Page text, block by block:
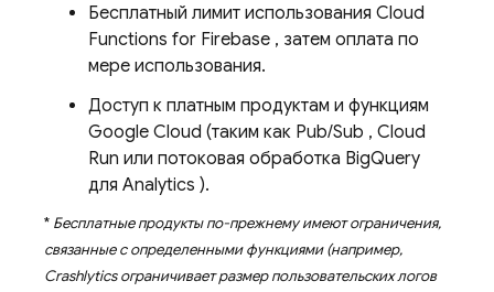
Бесплатный лимит использования Cloud
Functions for Firebase , затем оплата по
мере использования.
Доступ к платным продуктам и функциям
Google Cloud (таким как Pub/Sub , Cloud
Run или потоковая обработка BigQuery
для Analytics ).
* Бесплатные продукты по-прежнему имеют ограничения,
связанные с определенными функциями (например,
Crashlyticsограничивает размер пользовательских логов